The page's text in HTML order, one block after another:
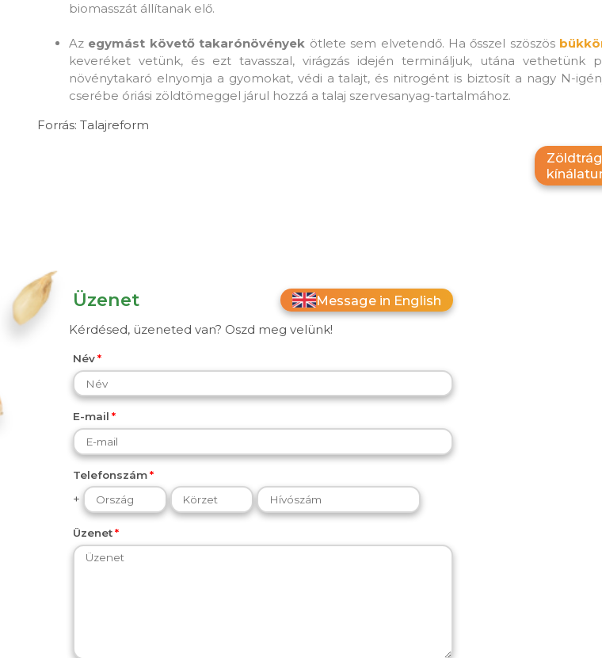
biomasszát állítanak elő.
Az egymást követő takarónövények ötlete sem elvetendő. Ha ősszel szöszös
keveréket vetünk, és ezt tavasszal, virágzás idején termináljuk, utána vethetünk
növénytakaró elnyomja a gyomokat, védi a talajt, és nitrogént is biztosít a nagy N-
cserébe óriási zöldtömeggel járul hozzá a talaj szervesanyag-tartalmához.
Forrás: Talajreform
Üzenet Message in English
Kérdésed, üzeneted van? Oszd meg velünk!
Név
E-mail
Telefonszám
+
Üzenet